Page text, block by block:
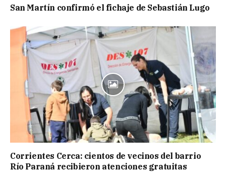
San Martín confirmó el fichaje de Sebastián Lugo
Corrientes Cerca: cientos de vecinos del barrio
Río Paraná recibieron atenciones gratuitas